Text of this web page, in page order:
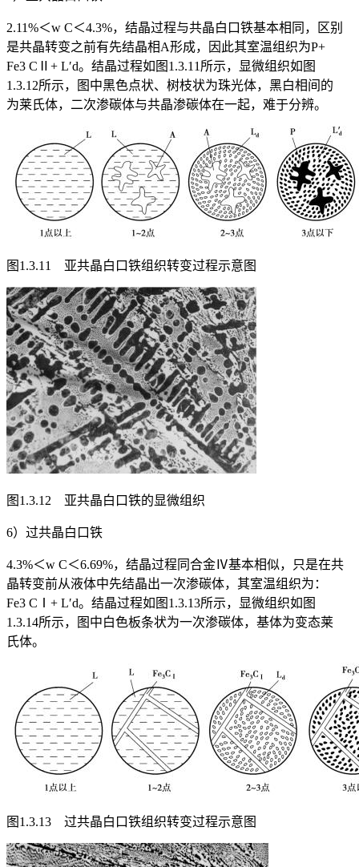
2.11%＜w C＜4.3%，结晶过程与共晶白口铁基本相同，区别
是共晶转变之前有先结晶相A形成，因此其室温组织为P+
Fe3 C + L′d。结晶过程如图1.3.11所示，显微组织如图
1.3.12所示，图中黑色点状、树枝状为珠光体，黑白相间的
为莱氏体，二次渗碳体与共晶渗碳体在一起，难于分辨。
图1.3.11 亚共晶白口铁组织转变过程示意图
图1.3.12 亚共晶白口铁的显微组织
6）过共晶白口铁
4.3%＜w C＜6.69%，结晶过程同合金Ⅳ基本相似，只是在共
晶转变前从液体中先结晶出一次渗碳体，其室温组织为：
Fe3 C + L′d。结晶过程如图1.3.13所示，显微组织如图
1.3.14所示，图中白色板条状为一次渗碳体，基体为变态莱
氏体。
图1.3.13 过共晶白口铁组织转变过程示意图